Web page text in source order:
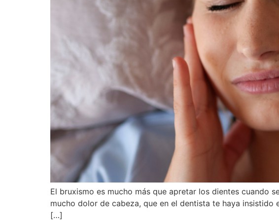
El bruxismo es mucho más que apretar los dientes cuando
mucho dolor de cabeza, que en el dentista te haya
[…]